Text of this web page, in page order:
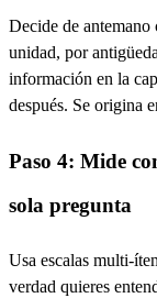
Decide de antemano
unidad, por
información en la
después. Se origina
Paso 4: Mide
sola pregunta
Usa escalas multi-
verdad quieres